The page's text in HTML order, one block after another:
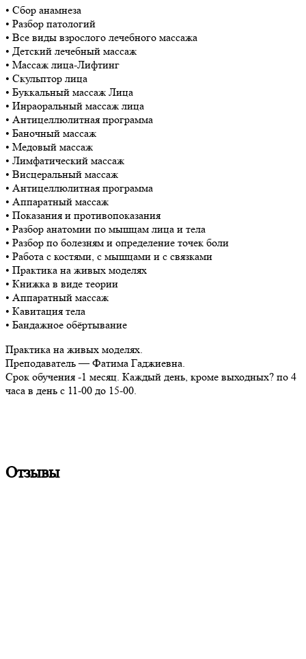
• Сбор анамнеза
• Разбор патологий
• Все виды взрослого лечебного массажа
• Детский лечебный массаж
• Массаж лица-Лифтинг
• Скульптор лица
• Буккальный массаж Лица
• Инраоральный массаж лица
• Антицеллюлитная программа
• Баночный массаж
• Медовый массаж
• Лимфатический массаж
• Висцеральный массаж
• Антицеллюлитная программа
• Аппаратный массаж
• Показания и противопоказания
• Разбор анатомии по мышцам лица и тела
• Разбор по болезням и определение точек боли
• Работа с костями, с мышцами и с связками
• Практика на живых моделях
• Книжка в виде теории
• Аппаратный массаж
• Кавитация тела
• Бандажное обёртывание
Практика на живых моделях.
Преподаватель — Фатима Гаджиевна.
Срок обучения -1 месяц. Каждый день, кроме выходных? по 4
часа в день с 11-00 до 15-00.
Отзывы